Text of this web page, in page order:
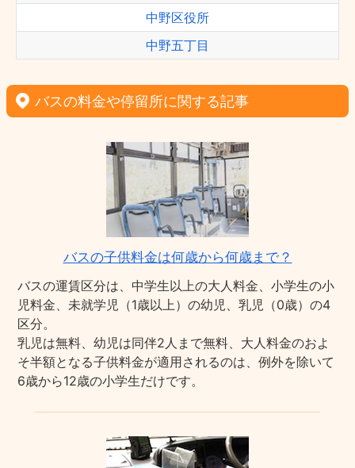
中野区役所
中野五丁目
バスの料金や停留所に関する記事
バスの子供料金は何歳から何歳まで？
バスの運賃区分は、中学生以上の大人料金、小学生の小
児料金、未就学児（1歳以上）の幼児、乳児（0歳）の4
区分。
乳児は無料、幼児は同伴2人まで無料、大人料金のおよ
そ半額となる子供料金が適用されるのは、例外を除いて
6歳から12歳の小学生だけです。